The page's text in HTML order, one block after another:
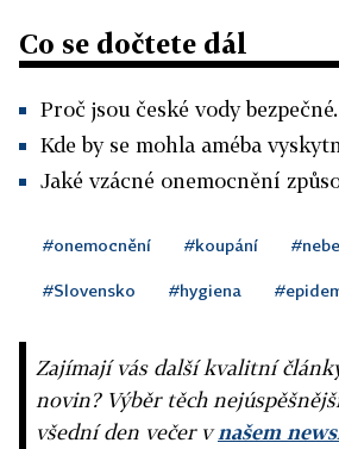
Co se dočtete dál
Proč jsou české vody bezpečné.
Kde by se mohla améba
Jaké vzácné onemocnění
#onemocnění #koupání
#Slovensko #hygiena
Zajímají vás další kvalitní
novin? Výběr těch
všední den večer vnašem